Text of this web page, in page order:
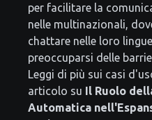
per facilitare la
nelle multinazionali,
chattare nelle loro
preoccuparsi delle
Leggi di più sui casi
articolo su Il Ruolo
Automatica